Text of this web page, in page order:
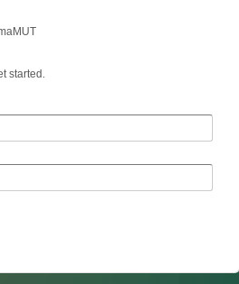
started.